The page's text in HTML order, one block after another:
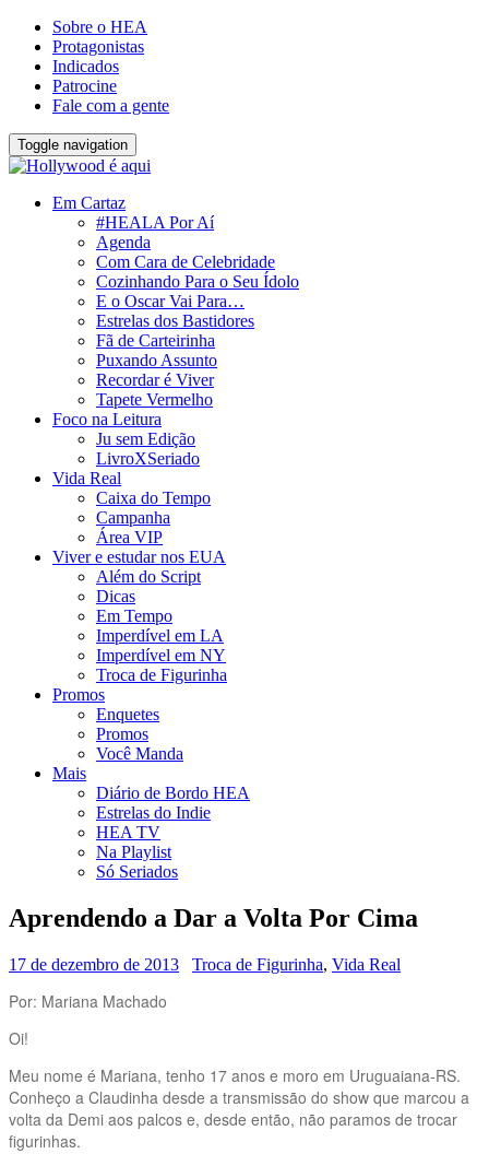
Sobre o HEA
Protagonistas
Indicados
Patrocine
Fale com a gente
Toggle navigation
Em Cartaz
#HEALA Por Aí
Agenda
Com Cara de Celebridade
Cozinhando Para o Seu Ídolo
E o Oscar Vai Para…
Estrelas dos Bastidores
Fã de Carteirinha
Puxando Assunto
Recordar é Viver
Tapete Vermelho
Foco na Leitura
Ju sem Edição
LivroXSeriado
Vida Real
Caixa do Tempo
Campanha
Área VIP
Viver e estudar nos EUA
Além do Script
Dicas
Em Tempo
Imperdível em LA
Imperdível em NY
Troca de Figurinha
Promos
Enquetes
Promos
Você Manda
Mais
Diário de Bordo HEA
Estrelas do Indie
HEA TV
Na Playlist
Só Seriados
Aprendendo a Dar a Volta Por Cima
17 de dezembro de 2013 Troca de Figurinha, Vida Real
Por: Mariana Machado
Oi!
Meu nome é Mariana, tenho 17 anos e moro em Uruguaiana-RS.
Conheço a Claudinha desde a transmissão do show que marcou a
volta da Demi aos palcos e, desde então, não paramos de trocar
figurinhas.